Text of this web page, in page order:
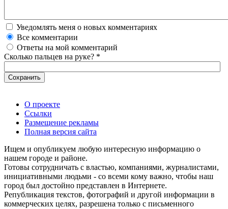
Уведомлять меня о новых комментариях
Все комментарии
Ответы на мой комментарий
Сколько пальцев на руке? *
О проекте
Ссылки
Размещение рекламы
Полная версия сайта
Ищем и опубликуем любую интересную информацию о
нашем городе и районе.
Готовы сотрудничать с властью, компаниями, журналистами,
инициативными людьми - со всеми кому важно, чтобы наш
город был достойно представлен в Интернете.
Републикация текстов, фотографий и другой информации в
коммерческих целях, разрешена только с письменного